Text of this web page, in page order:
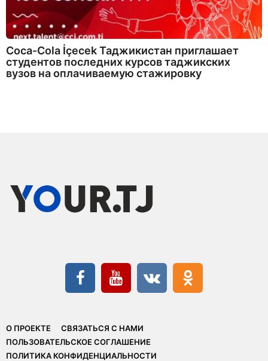
Coca-Cola İçecek Таджикистан приглашает
студентов последних курсов таджикских
вузов на оплачиваемую стажировку
О ПРОЕКТЕ
СВЯЗАТЬСЯ С НАМИ
ПОЛЬЗОВАТЕЛЬСКОЕ СОГЛАШЕНИЕ
ПОЛИТИКА КОНФИДЕНЦИАЛЬНОСТИ